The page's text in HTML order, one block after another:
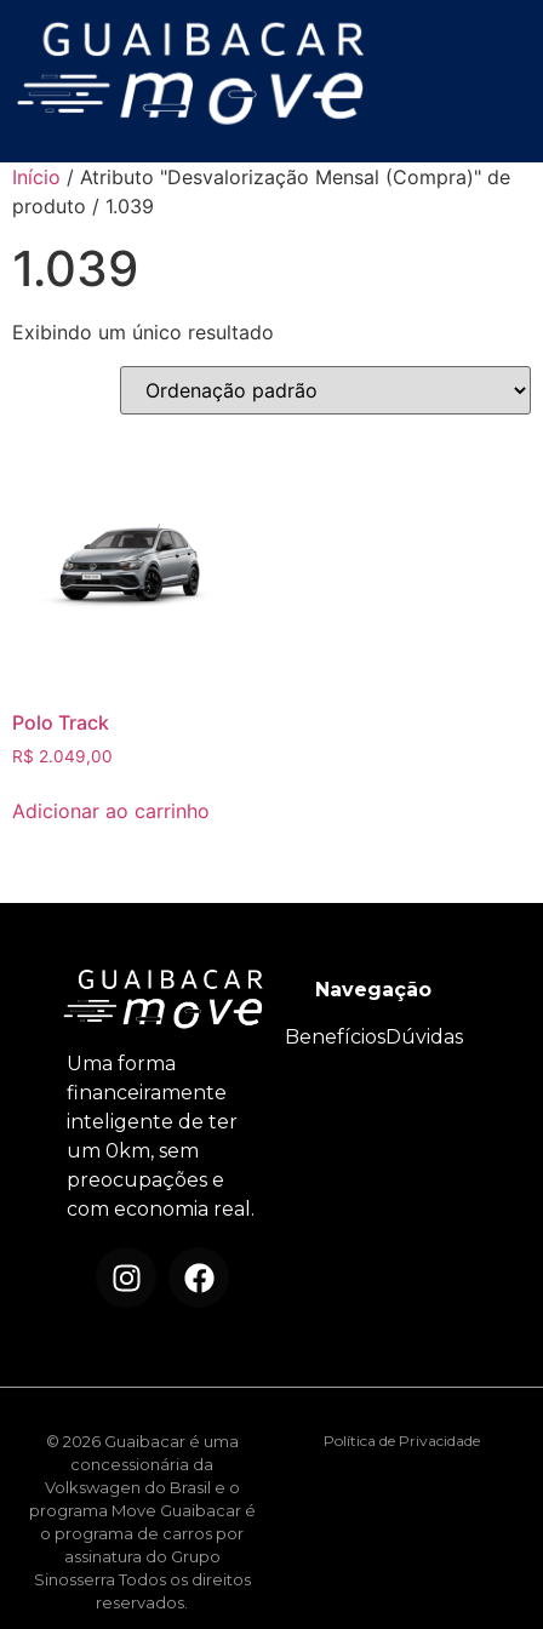
Início / Atributo "Desvalorização Mensal (Compra)" de
produto / 1.039
1.039
Exibindo um único resultado
Polo Track
R$ 2.049,00
Adicionar ao carrinho
Uma forma
financeiramente
inteligente de ter
um 0km, sem
preocupações e
com economia real.
Navegação
BenefíciosDúvidas
© 2026 Guaibacar é uma
concessionária da
Volkswagen do Brasil e o
programa Move Guaibacar é
o programa de carros por
assinatura do Grupo
Sinosserra Todos os direitos
reservados.
Política de Privacidade